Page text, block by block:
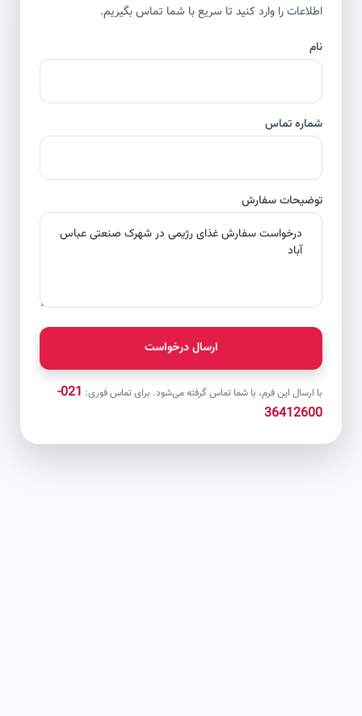
اطلاعات را وارد کنید تا سریع با شما تماس بگیریم.
شماره تماس
توضیحات سفارش
ارسال درخواست
با ارسال این فرم، با شما تماس گرفته می‌شود. برای تماس فوری:
021-
36412600